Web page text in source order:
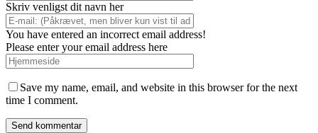
Skriv venligst dit navn her
You have entered an incorrect email address!
Please enter your email address here
Save my name, email, and website in this browser for the next
time I comment.